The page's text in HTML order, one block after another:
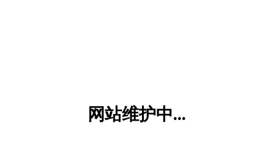
网站维护中...